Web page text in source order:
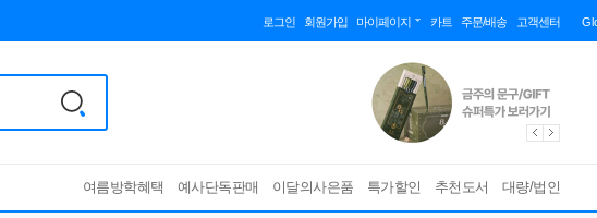
로그인 회원가입 마이페이지 카트 주문/배송 고객센터
여름방학혜택 예사단독판매 이달의사은품 특가할인 추천도서 대량/법인